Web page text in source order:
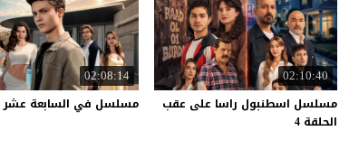
02:10:40
مسلسل اسطنبول راسا على عقب
الحلقة 4
02:08:14
مسلسل في السابعة عشر